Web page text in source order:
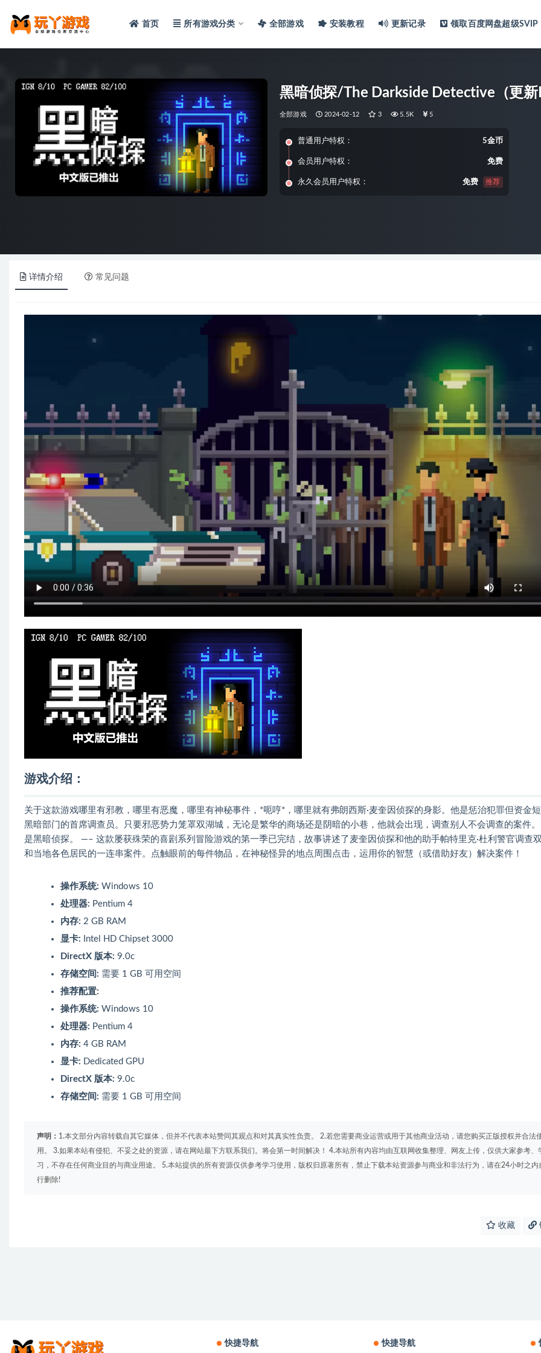
首页 所有游戏分类 全部游戏 安装教程 更新记录 领取百度网盘超级SVIP
黑暗侦探/The Darkside Detective（更
全部游戏 2024-02-12 3 5.5K 5
普通用户特权： 5金币
会员用户特权： 免费
永久会员用户特权： 免费 推荐
详情介绍 常见问题
游戏介绍：
关于这款游戏哪里有邪教，哪里有恶魔，哪里有神秘事件，*呃哼*，哪里就有弗朗西斯·麦奎因侦探的身影。他是惩治犯罪但资金
黑暗部门的首席调查员。只要邪恶势力笼罩双湖城，无论是繁华的商场还是阴暗的小巷，他就会出现，调查别人不会调查的案件
是黑暗侦探。 —– 这款屡获殊荣的喜剧系列冒险游戏的第一季已完结，故事讲述了麦奎因侦探和他的助手帕特里克·杜利警官调查
和当地各色居民的一连串案件。点触眼前的每件物品，在神秘怪异的地点周围点击，运用你的智慧（或借助好友）解决案件！
操作系统: Windows 10
处理器: Pentium 4
内存: 2 GB RAM
显卡: Intel HD Chipset 3000
DirectX 版本: 9.0c
存储空间: 需要 1 GB 可用空间
推荐配置:
操作系统: Windows 10
处理器: Pentium 4
内存: 4 GB RAM
显卡: Dedicated GPU
DirectX 版本: 9.0c
存储空间: 需要 1 GB 可用空间
声明： 1.本文部分内容转载自其它媒体，但并不代表本站赞同其观点和对其真实性负责。 2.若您需要商业运营或用于其他商业活动，请您购买正版授权并合法
用。 3.如果本站有侵犯、不妥之处的资源，请在网站最下方联系我们。将会第一时间解决！ 4.本站所有内容均由互联网收集整理、网友上传，仅供大家参考、
习，不存在任何商业目的与商业用途。 5.本站提供的所有资源仅供参考学习使用，版权归原著所有，禁止下载本站资源参与商业和非法行为，请在24小时之内
行删除!
收藏
快捷导航 快捷导航